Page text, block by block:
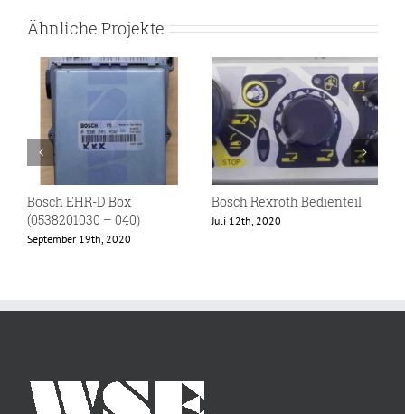
Ähnliche Projekte
Bosch EHR-D Box
(0538201030 – 040)
September 19th, 2020
Bosch Rexroth Bedienteil
Juli 12th, 2020